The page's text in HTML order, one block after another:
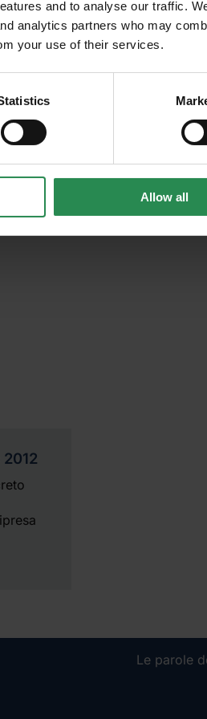
and to analyse our traffic.
analytics partners who may
your use of their services.
Allow all
dei criteri di cui al
relativo;
- modello indicato
Le parole